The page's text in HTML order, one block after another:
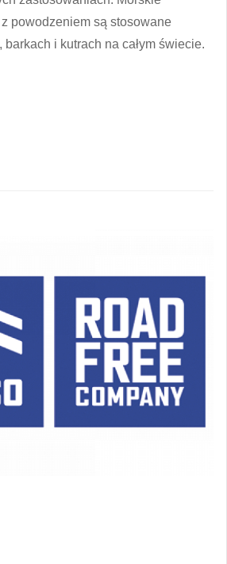
powodzeniem są stosowane
barkach i kutrach na całym świecie.